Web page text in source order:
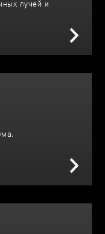
лучей и